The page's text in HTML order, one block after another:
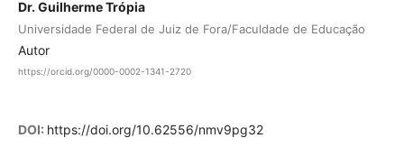
Dr. Guilherme Trópia
Universidade Federal de Juiz de Fora/Faculdade de Educação
Autor
https://orcid.org/0000-0002-1341-2720
DOI: https://doi.org/10.62556/nmv9pg32